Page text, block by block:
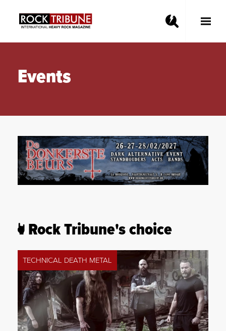
Toggle
Events
Rock Tribune's choice
TECHNICAL DEATH METAL